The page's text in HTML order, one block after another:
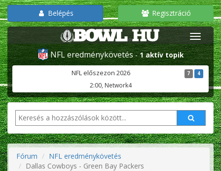
Belépés Regisztráció
NFL eredménykövetés -1 aktív topik
NFL előszezon 2026 7 4
2:00, Network4
Fórum
NFL eredménykövetés
Dallas Cowboys - Green Bay Packers